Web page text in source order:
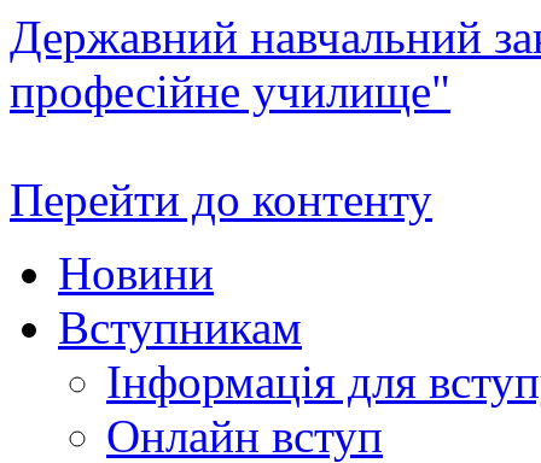
Державний навчальний
професійне училище"
Перейти до контенту
Новини
Вступникам
Інформація для
Онлайн вступ